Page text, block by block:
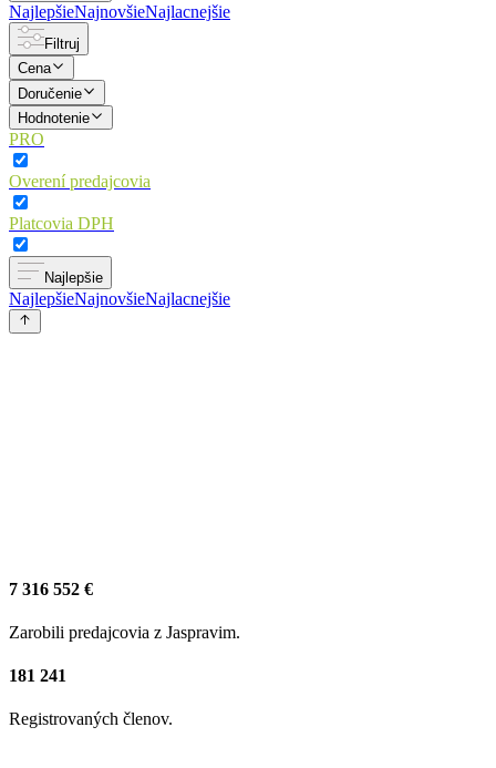
NajlepšieNajnovšieNajlacnejšie
Filtruj
Cena
Doručenie
Hodnotenie
PRO
Overení predajcovia
Platcovia DPH
Najlepšie
NajlepšieNajnovšieNajlacnejšie
7 316 552 €
Zarobili predajcovia z Jaspravim.
181 241
Registrovaných členov.